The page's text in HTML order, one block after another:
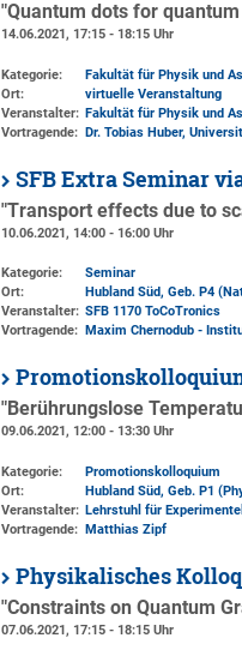
"Quantum dots for
14.06.2021, 17:15 - 18:15 Uhr
Kategorie:
Fakultät für Physik und
Ort:
virtuelle Veranstaltung
Veranstalter: Fakultät für Physik und
Vortragende: Dr. Tobias Huber,
SFB Extra Seminar
"Transport effects due to
10.06.2021, 14:00 - 16:00 Uhr
Kategorie:
Seminar
Ort:
Hubland Süd, Geb. P4
Veranstalter: SFB 1170 ToCoTronics
Vortragende: Maxim Chernodub -
"Berührungslose
09.06.2021, 12:00 - 13:30 Uhr
Kategorie:
Promotionskolloquium
Ort:
Hubland Süd, Geb. P1
Veranstalter: Lehrstuhl für
Vortragende: Matthias Zipf
Physikalisches
"Constraints on Quantum
07.06.2021, 17:15 - 18:15 Uhr